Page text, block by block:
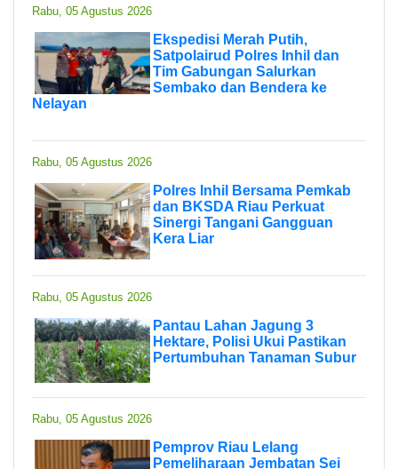
Rabu, 05 Agustus 2026
Ekspedisi Merah Putih,
Satpolairud Polres Inhil dan
Tim Gabungan Salurkan
Sembako dan Bendera ke
Nelayan
Rabu, 05 Agustus 2026
Polres Inhil Bersama Pemkab
dan BKSDA Riau Perkuat
Sinergi Tangani Gangguan
Kera Liar
Rabu, 05 Agustus 2026
Pantau Lahan Jagung 3
Hektare, Polisi Ukui Pastikan
Pertumbuhan Tanaman Subur
Rabu, 05 Agustus 2026
Pemprov Riau Lelang
Pemeliharaan Jembatan Sei